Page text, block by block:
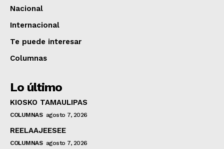
Nacional
Internacional
Te puede interesar
Columnas
Lo último
KIOSKO TAMAULIPAS
COLUMNAS agosto 7, 2026
REELAAJEESEE
COLUMNAS agosto 7, 2026